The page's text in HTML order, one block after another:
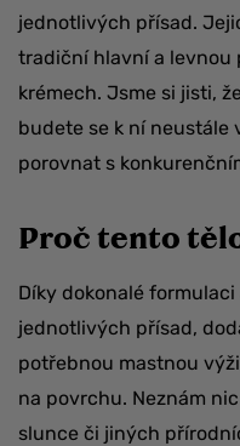
jednotlivých přísad.
tradiční hlavní a levnou
krémech. Jsme si jisti,
budete se k ní neustále
porovnat s
Proč tento
Díky dokonalé
jednotlivých přísad,
potřebnou mastnou
na povrchu. Neznám
slunce či jiných